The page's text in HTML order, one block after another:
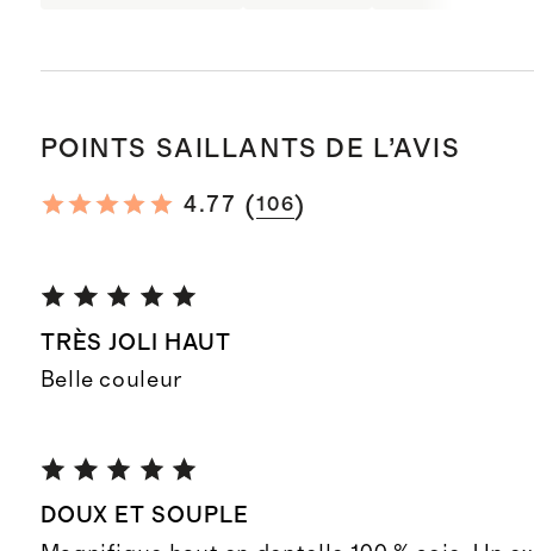
POINTS SAILLANTS DE L’AVIS
4.77 (106)
TRÈS JOLI HAUT
Belle couleur
DOUX ET SOUPLE